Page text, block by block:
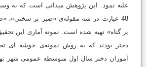
غلبه نمود. این پژوهش میدانی است که به
48 عبارت در سه مقوله‌ی «صبر بر سختی»،
دختر بودند که به روش نمونه‌ی خوشه ای
آموزان دختر سال اول متوسطه عمومی شهر